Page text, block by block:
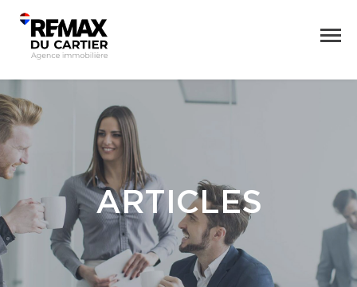
ARTICLES